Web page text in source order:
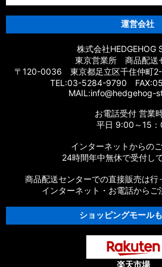
運営会社
株式会社HEDGEHOG
東京営業所 商品配送
〒120-0036 東京都足立区千住仲町
TEL:03-5284-9790
MAIL:info@hedgehog-
お電話受付 営業
平日 9:00～15
インターネットからのご
24時間年中無休で受付し
商品配送センターでの直接販売は行
インターネット・お電話からご
ショッピングモールも
楽天市場